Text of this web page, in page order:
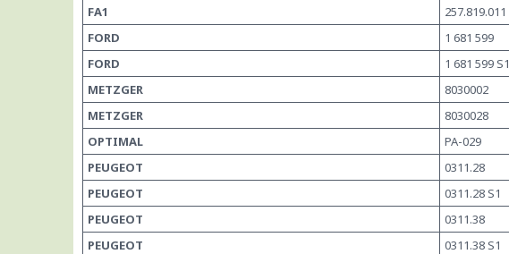
FA1
257.819.011
FORD
1 681 599
FORD
1 681 599 S1
METZGER
8030002
METZGER
8030028
OPTIMAL
PA-029
PEUGEOT
0311.28
PEUGEOT
0311.28 S1
PEUGEOT
0311.38
PEUGEOT
0311.38 S1